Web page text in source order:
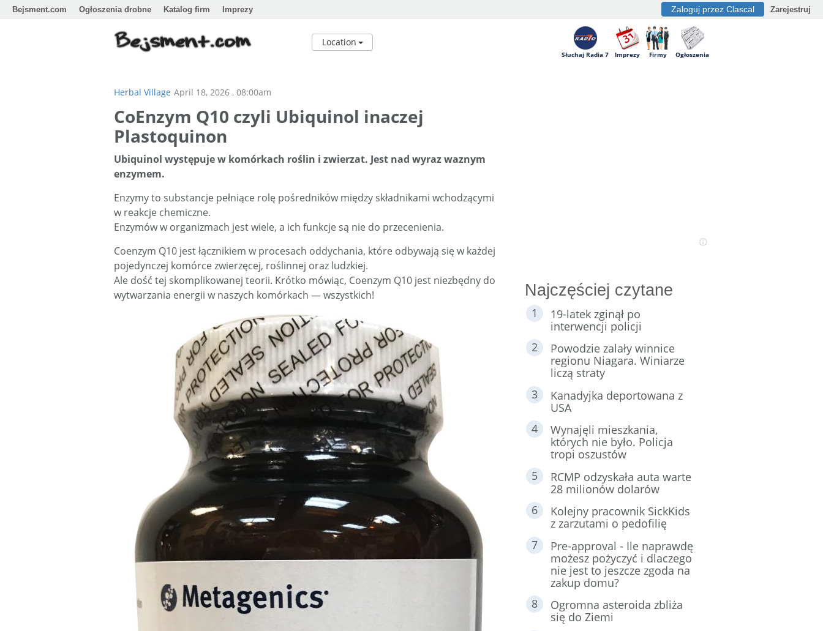
Bejsment.com Ogłoszenia drobne Katalog firm Imprezy Zaloguj przez Clascal Zarejestruj
Location
Słuchaj Radia 7 Imprezy Firmy Ogłoszenia
Herbal Village April 18, 2026 , 08:00am
CoEnzym Q10 czyli Ubiquinol inaczej
Plastoquinon
Ubiquinol występuje w komórkach roślin i zwierzat. Jest nad wyraz waznym
enzymem.
Enzymy to substancje pełniące rolę pośredników między składnikami wchodzącymi
w reakcje chemiczne.
Enzymów w organizmach jest wiele, a ich funkcje są nie do przecenienia.
Coenzym Q10 jest łącznikiem w procesach oddychania, które odbywają się w każdej
pojedynczej komórce zwierzęcej, roślinnej oraz ludzkiej.
Ale dość tej skomplikowanej teorii. Krótko mówiąc, Coenzym Q10 jest niezbędny do
wytwarzania energii w naszych komórkach — wszystkich!
Najczęściej czytane
19-latek zginął po
interwencji policji
Powodzie zalały winnice
regionu Niagara. Winiarze
liczą straty
Kanadyjka deportowana z
USA
Wynajęli mieszkania,
których nie było. Policja
tropi oszustów
RCMP odzyskała auta warte
28 milionów dolarów
Kolejny pracownik SickKids
z zarzutami o pedofilię
Pre-approval - Ile naprawdę
możesz pożyczyć i dlaczego
nie jest to jeszcze zgoda na
zakup domu?
Ogromna asteroida zbliża
się do Ziemi